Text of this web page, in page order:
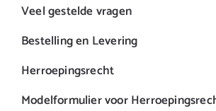
Veel gestelde vragen
Bestelling en Levering
Herroepingsrecht
Modelformulier voor